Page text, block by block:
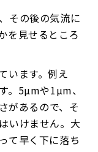
その後の気流に
を見せるところ
います。例え
。5µmや1µm、
があるので、そ
いけません。大
て早く下に落ち